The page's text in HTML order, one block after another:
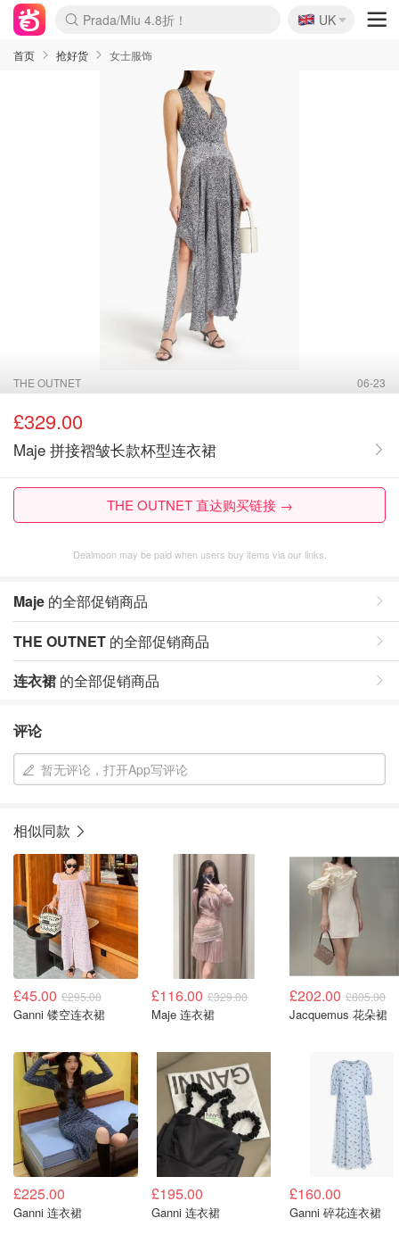
麦卢卡蜂蜜夏促！个位数！
Prada/Miu 4.8折！
啥？必胜客披萨5折！
🇬🇧
UK
首页 抢好货 女士服饰
THE OUTNET 06-23
£329.00
Maje 拼接褶皱长款杯型连衣裙
THE OUTNET 直达购买链接 →
Dealmoon may be paid when users buy items via our links.
Maje 的全部促销商品
THE OUTNET 的全部促销商品
连衣裙 的全部促销商品
评论
暂无评论，打开App写评论
相似同款
£45.00 £295.00
Ganni 镂空连衣裙
£116.00 £329.00
Maje 连衣裙
£202.00 £805.00
Jacquemus 花朵裙
£225.00
Ganni 连衣裙
£195.00
Ganni 连衣裙
£160.00
Ganni 碎花连衣裙